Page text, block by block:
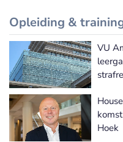
Opleiding &
VU
Hoek